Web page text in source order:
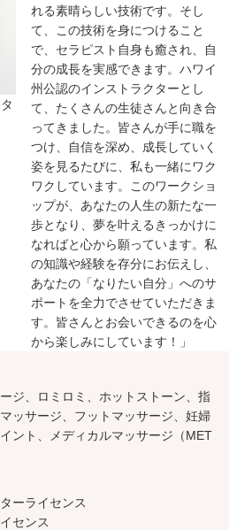
れる素晴らしい技術です。そし
て、この技術を身につけること
で、セラピスト自身も癒され、自
分の成長を実感できます。ハワイ
州公認のインストラクターとし
て、たくさんの生徒さんと向き合
ってきました。皆さんが手に職を
つけ、自信を深め、成長していく
姿を見るたびに、私も一緒にワク
ワクしています。このワークショ
ップが、あなたの人生の新たな一
歩となり、夢を叶えるきっかけに
なればと心から願っています。私
の知識や経験を存分にお伝えし、
あなたの「なりたい自分」へのサ
ポートを全力でさせていただきま
す。皆さんとお会いできるのを心
から楽しみにしています！」
ジ、ロミロミ、ホットストーン、指
ッサージ、フットマッサージ、妊婦
ント、メディカルマッサージ（MET
ーライセンス
センス